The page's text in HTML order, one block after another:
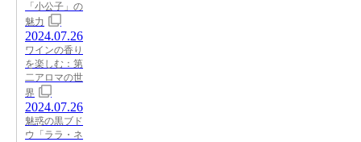
「小公子」の
魅力
2024.07.26
ワインの香り
を楽しむ：第
二アロマの世
界
2024.07.26
魅惑の黒ブド
ウ「ララ・ネ